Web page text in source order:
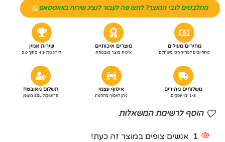
מתלבטים לגבי המוצר? לחצו פה לעבור לנציג שירות בוואטסאפ
מחירים מעולים
מתחייבים למחיר הכי משתלם
מוצרים איכותיים
איכות מוצר מובטחת
שירות אמין
דירוג גוגל 4.9 מתוך 5.0
משלוחים מהירים
1-3 ימי עסקים
איסוף עצמי
ניתן לאסוף מהחנות
תשלום מאובטח
פרוטוקול SSL מוצפן
הוסף לרשימת המשאלות
1 אנשים צופים במוצר זה כעת!